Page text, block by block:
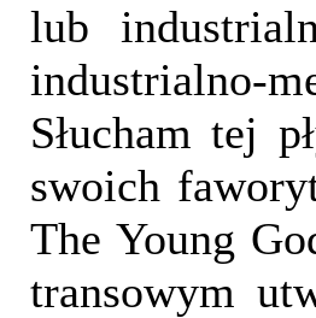
lub
industrialno-
Słucham tej
swoich
The Young
transowym